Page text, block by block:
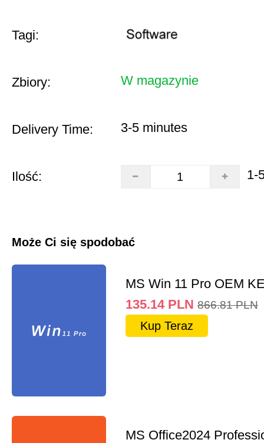
Tagi:
Zbiory: W magazynie
Delivery Time: 3-5 minutes
Ilość: 1-
Może Ci się spodobać
MS Win 11 Pro OEM
135.14 PLN 866.81 PLN
Kup Teraz
MS Office2024